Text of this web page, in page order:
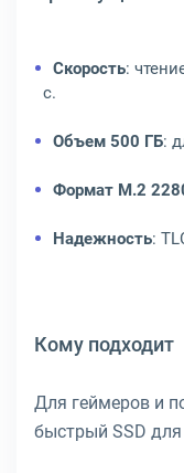
Скорость:
с.
Объем 500 ГБ:
Формат M.2
Надежность:
Кому подходит
Для геймеров и
быстрый SSD для